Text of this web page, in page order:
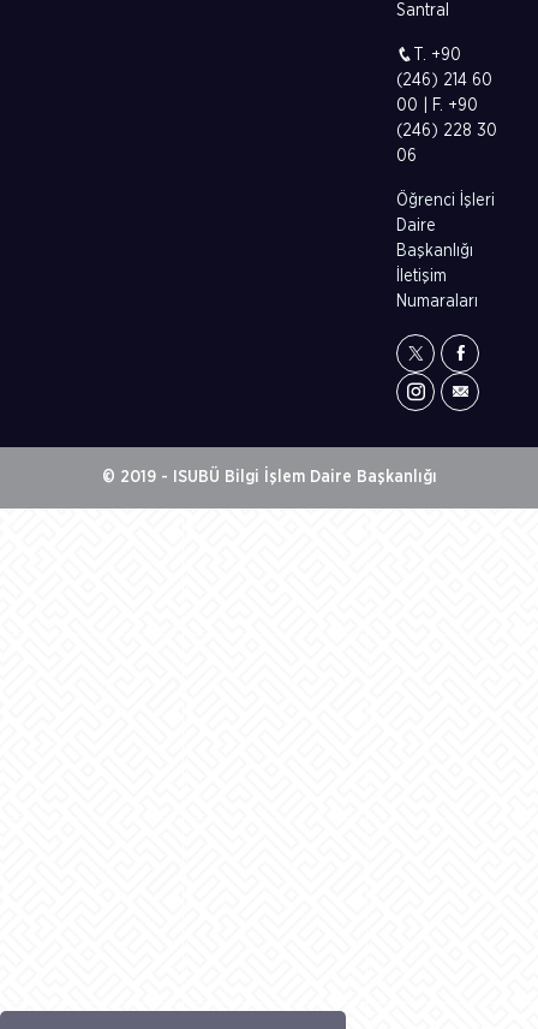
Santral
T. +90
(246) 214 60
00 | F. +90
(246) 228 30
06
Öğrenci İşleri
Daire
Başkanlığı
İletişim
Numaraları
© 2019 - ISUBÜ Bilgi İşlem Daire Başkanlığı